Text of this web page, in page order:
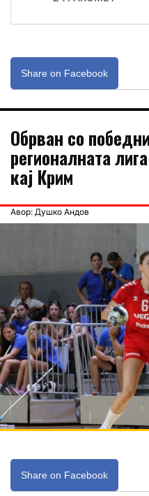
Share on Facebook
Обрван со
регионалната
кај Крим
Авор: Душко Андов
Share on Facebook